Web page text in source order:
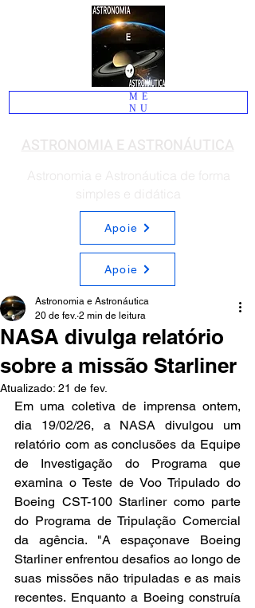
ASTRONOMIA E ASTRONÁUTICA
ME
NU
Astronomia e Astronáutica de forma
simples e didática
Apoie
Apoie
NASA divulga relatório
sobre a missão Starliner
Astronomia e Astronáutica
20 de fev. 2 min de leitura
Atualizado: 21 de fev.
Em uma coletiva de imprensa ontem,
dia 19/02/26, a NASA divulgou um
relatório com as conclusões da Equipe
de Investigação do Programa que
examina o Teste de Voo Tripulado do
Boeing CST-100 Starliner como parte
do Programa de Tripulação Comercial
da agência. "A espaçonave Boeing
Starliner enfrentou desafios ao longo de
suas missões não tripuladas e as mais
recentes. Enquanto a Boeing construía